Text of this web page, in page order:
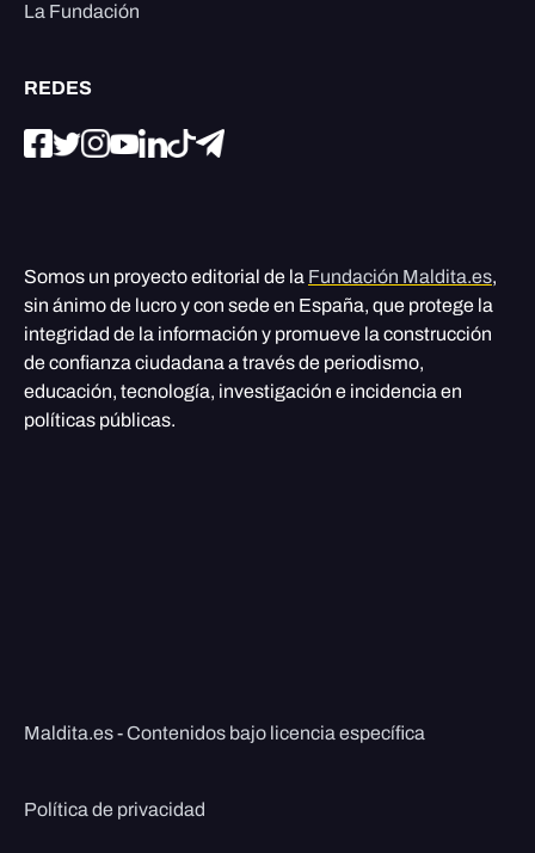
La Fundación
REDES
Somos un proyecto editorial de la Fundación Maldita.es,
sin ánimo de lucro y con sede en España, que protege la
integridad de la información y promueve la construcción
de confianza ciudadana a través de periodismo,
educación, tecnología, investigación e incidencia en
políticas públicas.
Maldita.es - Contenidos bajo licencia específica
Política de privacidad